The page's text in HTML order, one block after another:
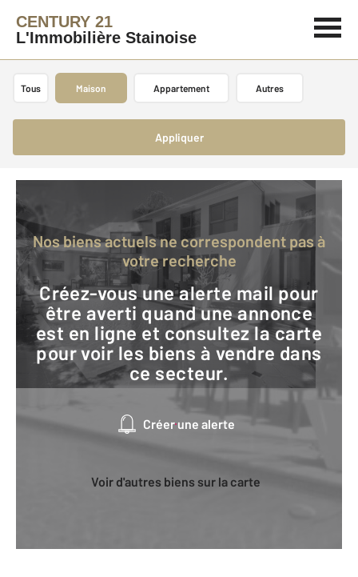
CENTURY 21
L'Immobilière Stainoise
Tous Maison Appartement Autres
Appliquer
Nos biens actuels ne correspondent pas à
votre recherche
Créez-vous une alerte mail pour
être averti quand une annonce
est en ligne et consultez la carte
pour voir les biens à vendre dans
ce secteur.
Créer une alerte
Voir d'autres biens sur la carte